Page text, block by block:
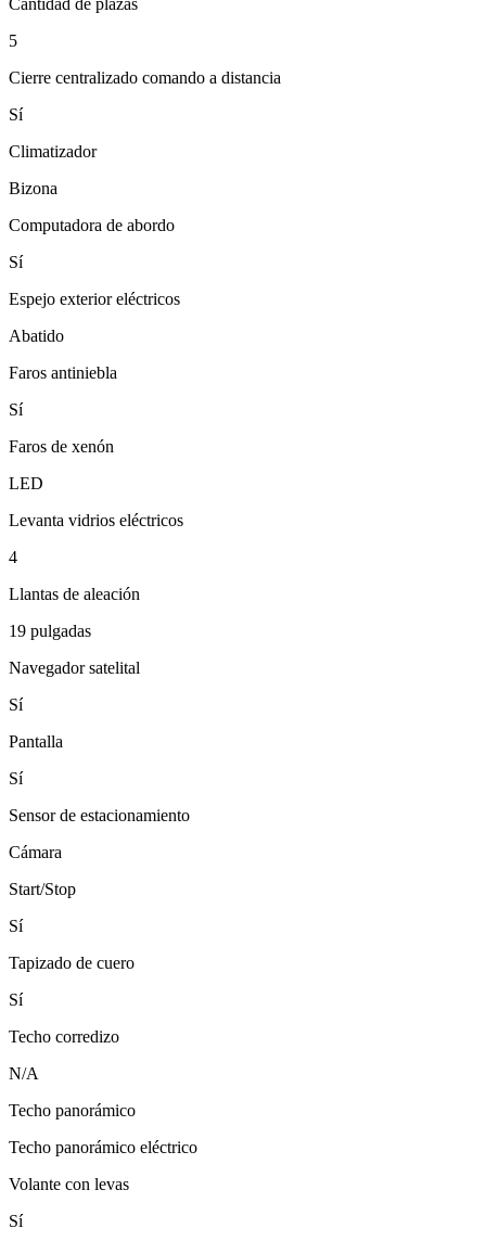
5
Cierre centralizado comando a distancia
Sí
Climatizador
Bizona
Computadora de abordo
Sí
Espejo exterior eléctricos
Abatido
Faros antiniebla
Sí
Faros de xenón
LED
Levanta vidrios eléctricos
4
Llantas de aleación
19 pulgadas
Navegador satelital
Sí
Pantalla
Sí
Sensor de estacionamiento
Cámara
Start/Stop
Sí
Tapizado de cuero
Sí
Techo corredizo
N/A
Techo panorámico
Techo panorámico eléctrico
Volante con levas
Sí